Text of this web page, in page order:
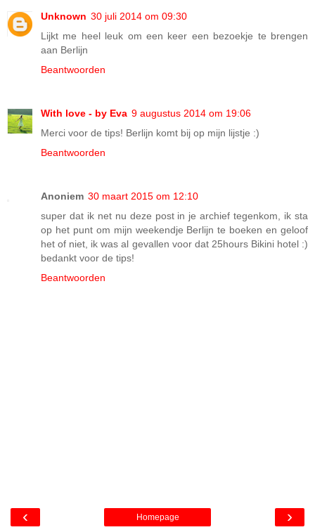
Unknown 30 juli 2014 om 09:30
Lijkt me heel leuk om een keer een bezoekje te brengen
aan Berlijn
Beantwoorden
With love - by Eva 9 augustus 2014 om 19:06
Merci voor de tips! Berlijn komt bij op mijn lijstje :)
Beantwoorden
Anoniem 30 maart 2015 om 12:10
super dat ik net nu deze post in je archief tegenkom, ik sta
op het punt om mijn weekendje Berlijn te boeken en geloof
het of niet, ik was al gevallen voor dat 25hours Bikini hotel :)
bedankt voor de tips!
Beantwoorden
‹ ›
Homepage